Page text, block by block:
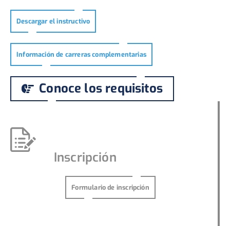
Descargar el instructivo
Información de carreras complementarias
Conoce los requisitos
Inscripción
Formulario de inscripción